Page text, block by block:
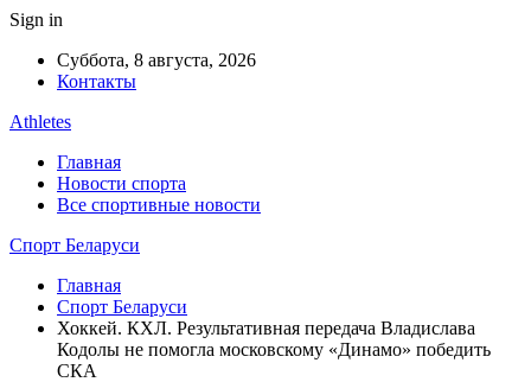
Sign in
Суббота, 8 августа, 2026
Контакты
Athletes
Главная
Новости спорта
Все спортивные новости
Спорт Беларуси
Главная
Спорт Беларуси
Хоккей. КХЛ. Результативная передача Владислава
Кодолы не помогла московскому «Динамо» победить
СКА